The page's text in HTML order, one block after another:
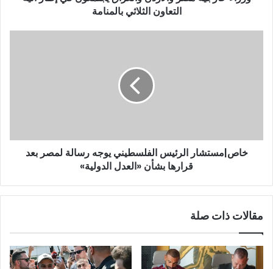
التعاون الثلاثي بالمنامة
خاص|مستشار الرئيس الفلسطيني يوجه رسالة لمصر بعد
قرارها بشأن «العدل الدولية»
مقالات ذات صلة